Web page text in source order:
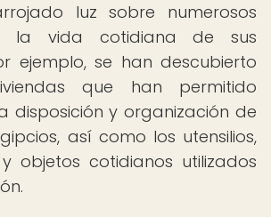
luz sobre numerosos
la vida cotidiana de sus
ejemplo, se han descubierto
que han permitido
disposición y organización de
así como los utensilios,
objetos cotidianos utilizados